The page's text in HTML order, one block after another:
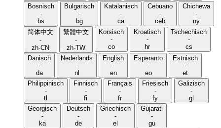
Bosnisch
-
bs
Bulgarisch
-
bg
Katalanisch
-
ca
Cebuano
-
ceb
Chichewa
-
ny
简体中文
-
zh-CN
繁體中文
-
zh-TW
Korsisch
-
co
Kroatisch
-
hr
Tschechisch
-
cs
Dänisch
-
da
Nederlands
-
nl
English
-
en
Esperanto
-
eo
Estnisch
-
et
Philippinisch
-
tl
Finnisch
-
fi
Français
-
fr
Friesisch
-
fy
Galizisch
-
gl
Georgisch
-
ka
Deutsch
-
de
Griechisch
-
el
Gujarati
-
gu